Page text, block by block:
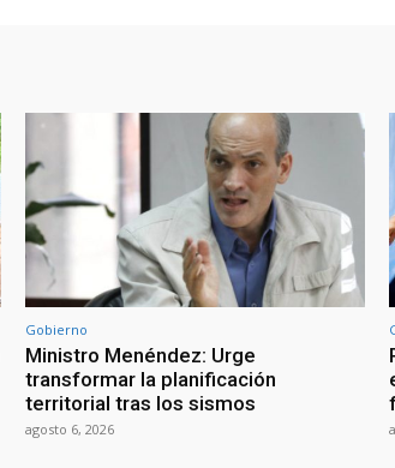
Gobierno
Ministro Menéndez: Urge
transformar la planificación
territorial tras los sismos
agosto 6, 2026